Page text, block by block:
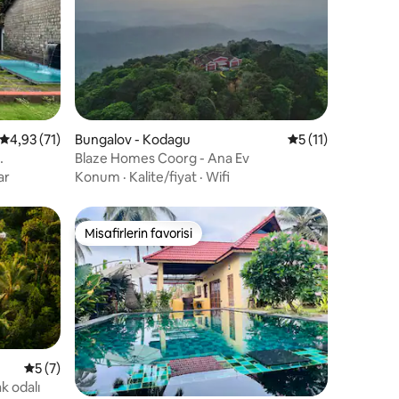
5 üzerinden ortalama 4,93 puan, 71 değerlendirme
4,93 (71)
Bungalov - Kodagu 5 üzerinden
5 (11)
Blaze Homes Coorg - Ana Ev
Konum · Kalite/fiyat · Wifi
5 üzerinden ortalama 5 puan, 7 değerlendirme
5 (7)
odalı
Misafirlerin favorisi
Misafirlerin favorisi